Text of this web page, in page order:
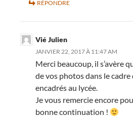
RÉPONDRE
Vié Julien
JANVIER 22, 2017 À 11:47 AM
Merci beaucoup, il s’avère
de vos photos dans le
encadrés au lycée.
Je vous remercie encore
bonne continuation !